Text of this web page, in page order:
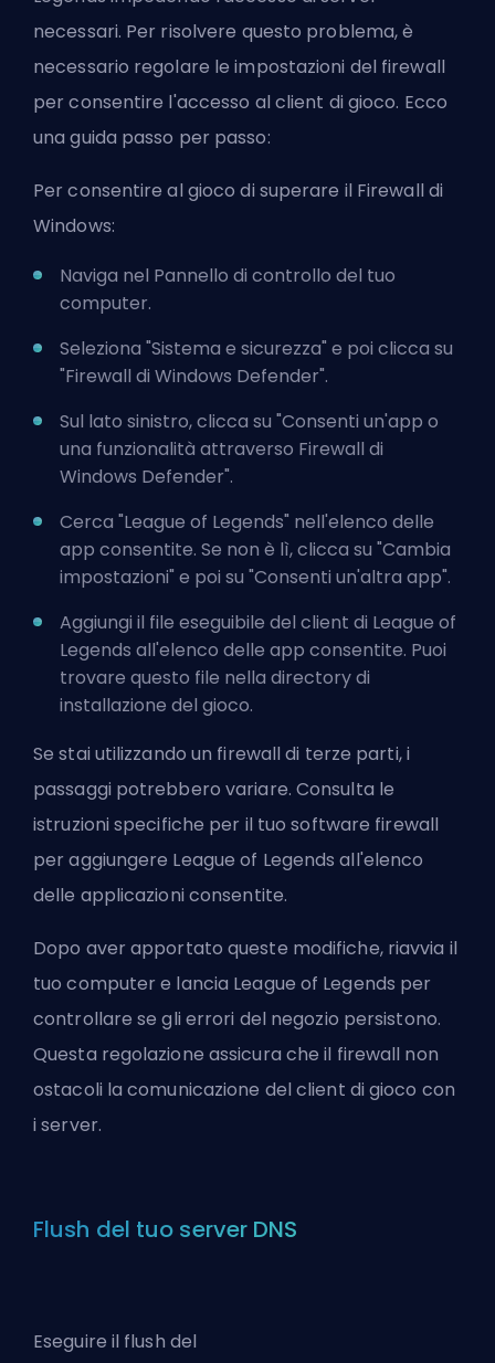
necessari. Per risolvere questo problema, è
necessario regolare le impostazioni del firewall
per consentire l'accesso al client di gioco. Ecco
una guida passo per passo:
Per consentire al gioco di superare il Firewall di
Windows:
Naviga nel Pannello di controllo del tuo
computer.
Seleziona "Sistema e sicurezza" e poi clicca su
"Firewall di Windows Defender".
Sul lato sinistro, clicca su "Consenti un'app o
una funzionalità attraverso Firewall di
Windows Defender".
Cerca "League of Legends" nell'elenco delle
app consentite. Se non è lì, clicca su "Cambia
impostazioni" e poi su "Consenti un'altra app".
Aggiungi il file eseguibile del client di League of
Legends all'elenco delle app consentite. Puoi
trovare questo file nella directory di
installazione del gioco.
Se stai utilizzando un firewall di terze parti, i
passaggi potrebbero variare. Consulta le
istruzioni specifiche per il tuo software firewall
per aggiungere League of Legends all'elenco
delle applicazioni consentite.
Dopo aver apportato queste modifiche, riavvia il
tuo computer e lancia League of Legends per
controllare se gli errori del negozio persistono.
Questa regolazione assicura che il firewall non
ostacoli la comunicazione del client di gioco con
i server.
Flush del tuo server DNS
Eseguire il flush del